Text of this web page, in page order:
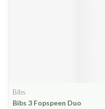
Bibs
Bibs 3 Fopspeen Duo